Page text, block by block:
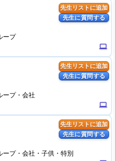
先生リストに追加
先生に質問する
computer
ープ
先生リストに追加
先生に質問する
computer
ープ・会社
先生リストに追加
先生に質問する
ープ・会社・子供・特別